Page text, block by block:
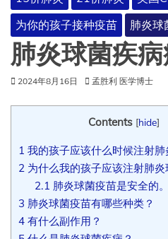
为你的孩子接种疫苗
肺炎球
肺炎球菌疾
2024年8月16日 孟胜利 医学博士
Contents [hide]
1 我的孩子应该什么时候注射肺
2 为什么我的孩子应该注射肺炎
2.1 肺炎球菌疫苗是安全的。
3 肺炎球菌疫苗有哪些种类？
4 有什么副作用？